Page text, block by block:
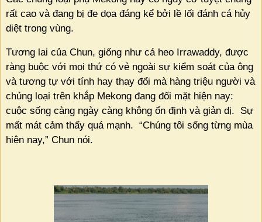
rất cao và đang bị đe dọa đáng kể bởi lề lối đánh cá hủy
diệt trong vùng.
Tương lai của Chun, giống như cá heo Irrawaddy, được
ràng buộc với mọi thứ có vẻ ngoài sự kiểm soát của ông
và tương tự với tính hay thay đổi mà hàng triệu người và
chủng loại trên khắp Mekong đang đối mặt hiện nay:
cuộc sống càng ngày càng không ổn định và giản dị.
Sự
mất mát cảm thấy quá mạnh. “Chúng tôi sống từng mùa
hiện nay,” Chun nói.